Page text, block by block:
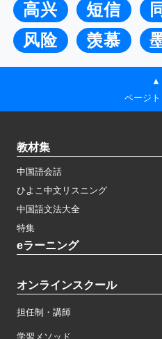
高兴
短信
风险
羡慕
▲
ページ
教材集
中国語会話
ひよこ中文リスニング
中国語文法大全
特集
eラーニング
オンラインスクール
担任制・講師
学習メソッド